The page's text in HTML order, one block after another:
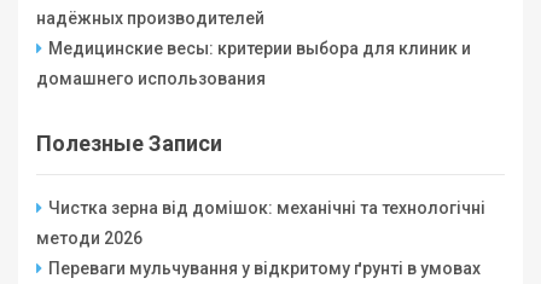
надёжных производителей
Медицинские весы: критерии выбора для клиник и
домашнего использования
Полезные Записи
Чистка зерна від домішок: механічні та технологічні
методи 2026
Переваги мульчування у відкритому ґрунті в умовах